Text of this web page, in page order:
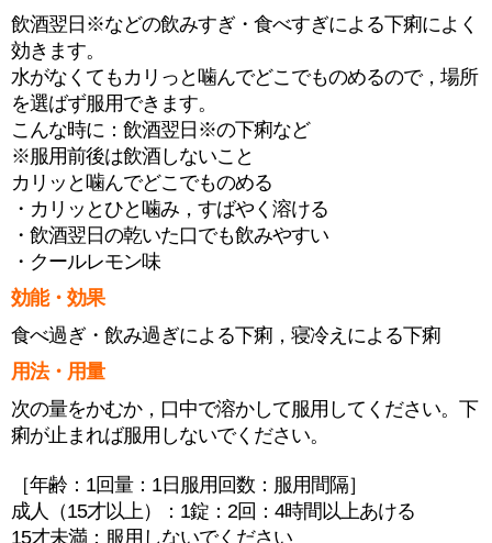
飲酒翌日※などの飲みすぎ・食べすぎによる下痢によく
効きます。
水がなくてもカリっと噛んでどこでものめるので，場所
を選ばず服用できます。
こんな時に：飲酒翌日※の下痢など
※服用前後は飲酒しないこと
カリッと噛んでどこでものめる
・カリッとひと噛み，すばやく溶ける
・飲酒翌日の乾いた口でも飲みやすい
・クールレモン味
効能・効果
食べ過ぎ・飲み過ぎによる下痢，寝冷えによる下痢
用法・用量
次の量をかむか，口中で溶かして服用してください。下
痢が止まれば服用しないでください。
［年齢：1回量：1日服用回数：服用間隔］
成人（15才以上）：1錠：2回：4時間以上あける
15才未満：服用しないでください